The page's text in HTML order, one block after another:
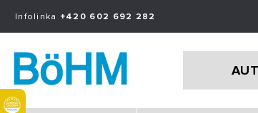
Infolinka +420 602 692 282